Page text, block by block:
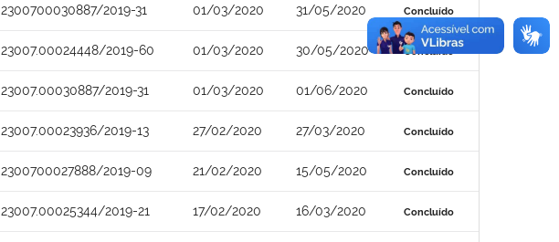
2300700030887/2019-31 01/03/2020 31/05/2020 Concluído
23007.00024448/2019-60 01/03/2020 30/05/2020 Concluído
23007.00030887/2019-31 01/03/2020 01/06/2020 Concluído
23007.00023936/2019-13 27/02/2020 27/03/2020 Concluído
2300700027888/2019-09 21/02/2020 15/05/2020 Concluído
23007.00025344/2019-21 17/02/2020 16/03/2020 Concluído